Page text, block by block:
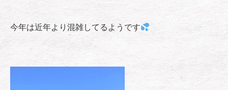
今年は近年より混雑してるようです